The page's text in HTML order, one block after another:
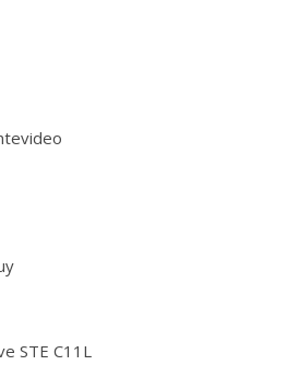
STE C11L